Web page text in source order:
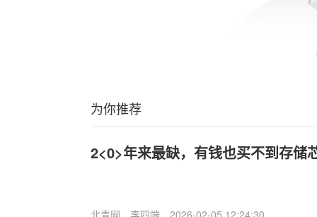
为你推荐
2<0>年来最缺，有钱也买不到存储